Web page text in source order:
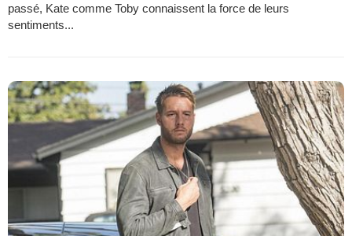
passé, Kate comme Toby connaissent la force de leurs
sentiments...